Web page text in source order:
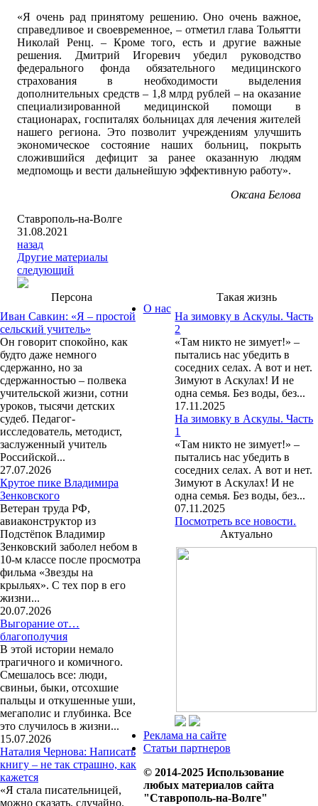
«Я очень рад принятому решению. Оно очень важное,
справедливое и своевременное, – отметил глава Тольятти
Николай Ренц. – Кроме того, есть и другие важные
решения. Дмитрий Игоревич убедил руководство
федерального фонда обязательного медицинского
страхования в необходимости выделения
дополнительных средств – 1,8 млрд рублей – на оказание
специализированной медицинской помощи в
стационарах, госпиталях больницах для лечения жителей
нашего региона. Это позволит учреждениям улучшить
экономическое состояние наших больниц, покрыть
сложившийся дефицит за ранее оказанную людям
медпомощь и вести дальнейшую эффективную работу».
Оксана Белова
Ставрополь-на-Волге
31.08.2021
назад
Другие материалы
следующий
Персона
Иван Савкин: «Я – простой
сельский учитель»
Он говорит спокойно, как
будто даже немного
сдержанно, но за
сдержанностью – полвека
учительской жизни, сотни
уроков, тысячи детских
судеб. Педагог-
исследователь, методист,
заслуженный учитель
Российской...
27.07.2026
Крутое пике Владимира
Зенковского
Ветеран труда РФ,
авиаконструктор из
Подстёпок Владимир
Зенковский заболел небом в
10-м классе после просмотра
фильма «Звезды на
крыльях». С тех пор в его
жизни...
20.07.2026
Выгорание от…
благополучия
В этой истории немало
трагичного и комичного.
Смешалось все: люди,
свиньи, быки, отсохшие
пальцы и откушенные уши,
мегаполис и глубинка. Все
это случилось в жизни...
15.07.2026
Наталия Чернова: Написать
книгу – не так страшно, как
кажется
«Я стала писательницей,
можно сказать, случайно.
Такая жизнь
На зимовку в Аскулы. Часть
2
«Там никто не зимует!» –
пытались нас убедить в
соседних селах. А вот и нет.
Зимуют в Аскулах! И не
одна семья. Без воды, без...
17.11.2025
На зимовку в Аскулы. Часть
1
«Там никто не зимует!» –
пытались нас убедить в
соседних селах. А вот и нет.
Зимуют в Аскулах! И не
одна семья. Без воды, без...
07.11.2025
Посмотреть все новости.
Актуально
О нас
Реклама на сайте
Статьи партнеров
© 2014-2025 Использование
любых материалов сайта
"Ставрополь-на-Волге"